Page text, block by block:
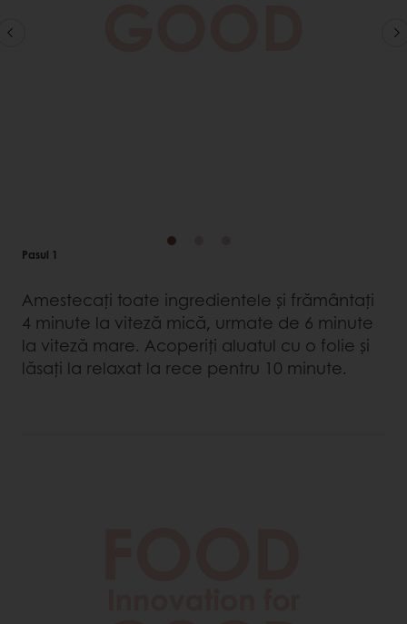
Pasul 1
Amestecați toate ingredientele și frământați
4 minute la viteză mică, urmate de 6 minute
la viteză mare. Acoperiți aluatul cu o folie și
lăsați la relaxat la rece pentru 10 minute.